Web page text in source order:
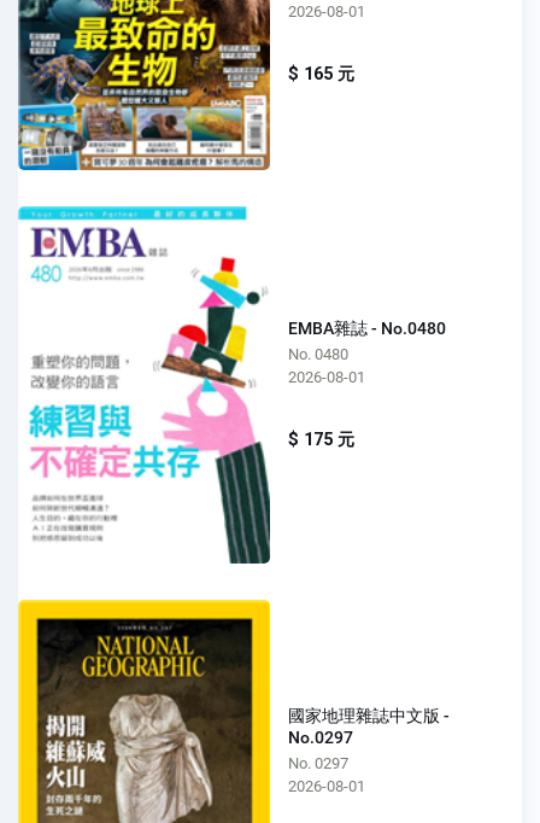
2026-08-01
$ 165 元
EMBA雜誌 - No.0480
No. 0480
2026-08-01
$ 175 元
國家地理雜誌中文版 -
No.0297
No. 0297
2026-08-01